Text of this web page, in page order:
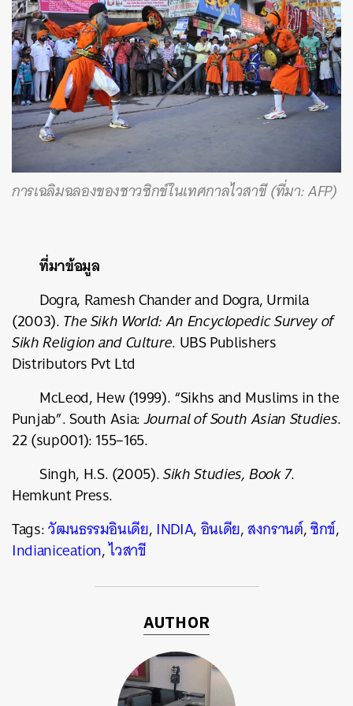
การเฉลิมฉลองของชาวซิกข์ในเทศกาลไวสาขี (ที่มา: AFP)
ที่มาข้อมูล
Dogra, Ramesh Chander and Dogra, Urmila
(2003).The Sikh World: An Encyclopedic Survey of
Sikh Religion and Culture. UBS Publishers
Distributors Pvt Ltd
McLeod, Hew (1999). “Sikhs and Muslims in the
Punjab”. South Asia:Journal of South Asian Studies.
22 (sup001): 155–165.
Singh, H.S. (2005).Sikh Studies, Book 7.
Hemkunt Press.
Tags:วัฒนธรรมอินเดีย, INDIA,อินเดีย,สงกรานต์,ซิกข์,
Indianiceation,ไวสาขี
AUTHOR